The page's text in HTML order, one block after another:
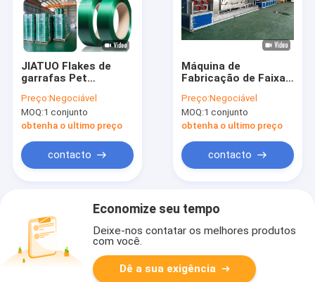
JIATUO Flakes de
garrafas Pet
Machine 300KW
Fabricação de Rolos
de Strapping
Preço:Negociável
MOQ:1 conjunto
obtenha o ultimo preço
contacto
Máquina de
Fabricação de Faixas
de Garrafas de PET
100% Material
Reciclado
Preço:Negociável
MOQ:1 conjunto
obtenha o ultimo preço
contacto
Economize seu tempo
Deixe-nos contatar os melhores produtos
com você.
Dê a sua exigência